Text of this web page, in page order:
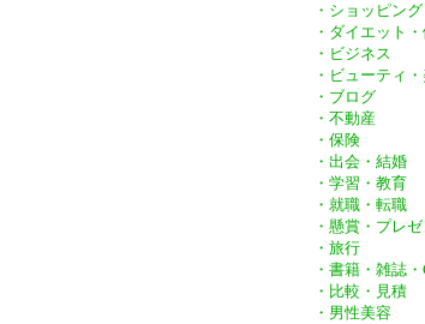
・ショッピング
・ダイエット
・ビジネス
・ビューティ
・ブログ
・不動産
・保険
・出会・結婚
・学習・教育
・就職・転職
・懸賞・プレゼ
・旅行
・書籍・雑誌
・比較・見積
・男性美容